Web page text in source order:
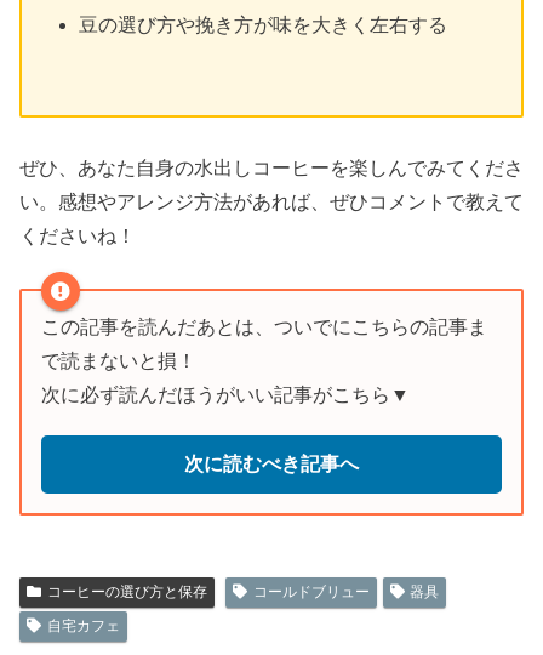
豆の選び方や挽き方が味を大きく左右する
ぜひ、あなた自身の水出しコーヒーを楽しんでみてくださ
い。感想やアレンジ方法があれば、ぜひコメントで教えて
くださいね！
この記事を読んだあとは、ついでにこちらの記事ま
で読まないと損！
次に必ず読んだほうがいい記事がこちら▼
次に読むべき記事へ
コーヒーの選び方と保存 コールドブリュー
器具
自宅カフェ